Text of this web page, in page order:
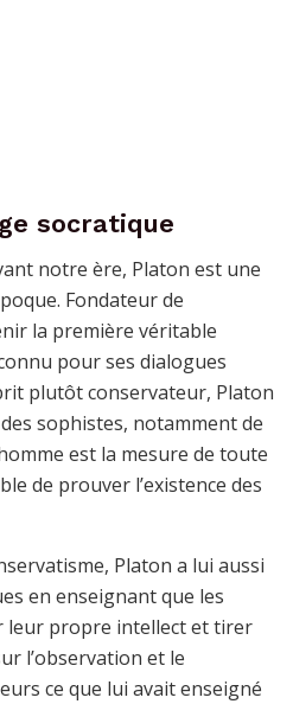
socratique
notre ère, Platon est une
Fondateur de
la première véritable
pour ses dialogues
plutôt conservateur, Platon
sophistes, notamment de
est la mesure de toute
de prouver l’existence des
Platon a lui aussi
en enseignant que les
leur propre intellect et tirer
l’observation et le
ce que lui avait enseigné